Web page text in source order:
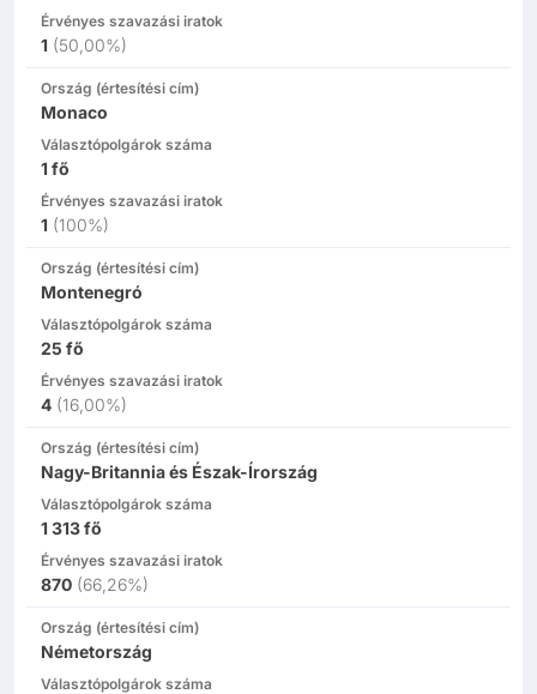
Érvényes szavazási iratok
1 (50,00%)
Ország (értesítési cím)
Monaco
Választópolgárok száma
1fő
Érvényes szavazási iratok
1 (100%)
Ország (értesítési cím)
Montenegró
Választópolgárok száma
25 fő
Érvényes szavazási iratok
4 (16,00%)
Ország (értesítési cím)
Nagy-Britannia és Észak-Írország
Választópolgárok száma
1 313fő
Érvényes szavazási iratok
870 (66,26%)
Ország (értesítési cím)
Németország
Választópolgárok száma